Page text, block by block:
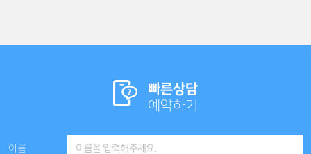
빠른상담
예약하기
이름